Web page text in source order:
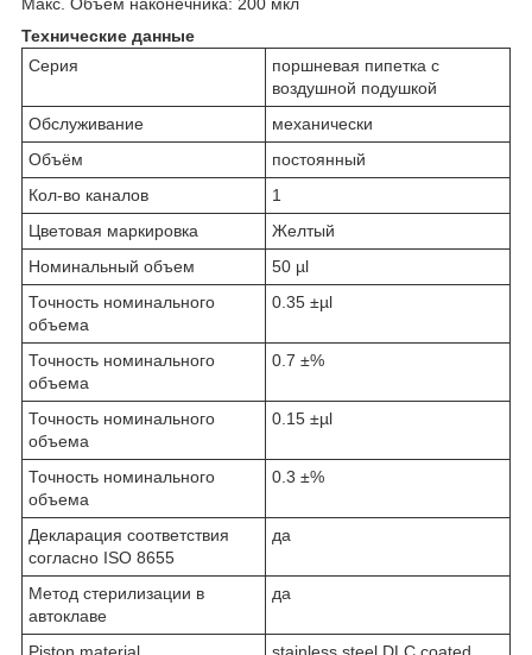
Макс. Объем наконечника: 200 мкл
Технические данные
Серия
поршневая пипетка с
воздушной подушкой
Обслуживание
механически
Объём
постоянный
Кол-во каналов
1
Цветовая маркировка
Желтый
Номинальный объем
50 µl
Точность номинального
объема
0.35 ±µl
Точность номинального
объема
0.7 ±%
Точность номинального
объема
0.15 ±µl
Точность номинального
объема
0.3 ±%
Декларация соответствия
согласно ISO 8655
да
Метод стерилизации в
автоклаве
да